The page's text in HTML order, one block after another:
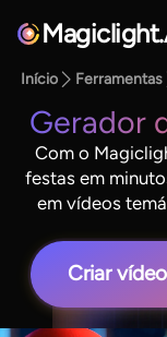
Início Ferramentas
Gerador
Com o
festas em
em vídeos
Criar